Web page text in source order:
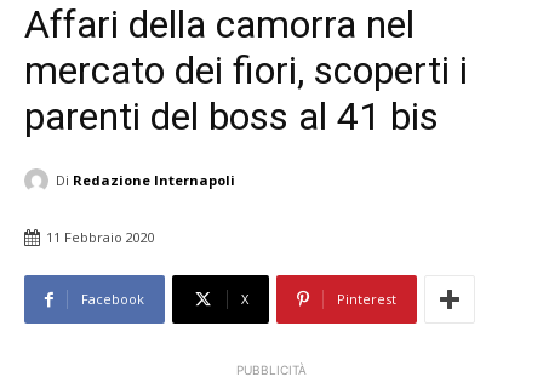
Affari della camorra nel
mercato dei fiori, scoperti i
parenti del boss al 41 bis
Di Redazione Internapoli
11 Febbraio 2020
Facebook X Pinterest
PUBBLICITÀ